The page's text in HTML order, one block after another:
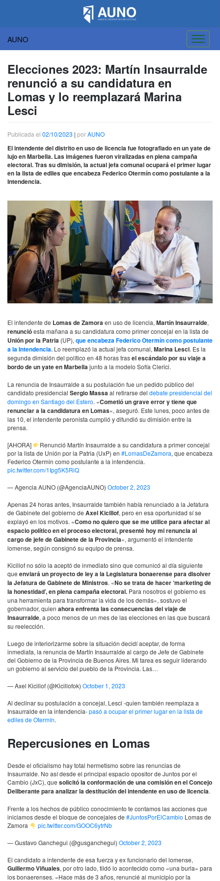
AUNO
contenido
Elecciones 2023: Martín Insaurralde
renunció a su candidatura en
Lomas y lo reemplazará Marina
Lesci
Publicada el 02/10/2023 | porAUNO
El intendente del distrito en uso de licencia fue fotografiado en un yate de
lujo en Marbella. Las imágenes fueron viralizadas en plena campaña
electoral. Tras su dimisión, la actual jefa comunal ocupará el primer lugar
en la lista de ediles que encabeza Federico Otermín como postulante a la
Intendencia.
El intendente de Lomas de Zamoraen uso de licencia, Martín Insaurralde,
renuncióesta mañana a su candidatura como primer concejal en la lista de
Unión por la Patria (UP), que encabeza Federico Otermín como postulante
a la Intendencia. Lo reemplazó la actual jefa comunal, Marina Lesci. Es la
segunda dimisión del político en 48 horas trasel escándalo por su viaje a
bordo de un yate en Marbellajunto a la modelo Sofía Clerici.
La renuncia de Insaurralde a su postulación fue un pedido público del
candidato presidencial Sergio Massaal retirarse del debate presidencial del
domingo en Santiago del Estero. «Cometió un grave error y tiene que
renunciar a la candidatura en Lomas«, aseguró. Este lunes, poco antes de
las 10, el intendente peronista cumplió y difundió su dimisión entre la
prensa.
[AHORA]
Renunció Martín Insaurralde a su candidatura a primer concejal
por la lista de Unión por la Patria (UxP) en #LomasDeZamora, que encabeza
Federico Otermin como postulante a la intendencia.
pic.twitter.com/1Ipg5K5RiQ
— Agencia AUNO (@AgenciaAUNO) October 2, 2023
Apenas 24 horas antes, Insaurralde también había renunciado a la Jefatura
de Gabinete del gobierno de Axel Kicillof, pero en esa oportunidad sí se
explayó en los motivos. «Como no quiero que se me utilice para afectar al
espacio político en el proceso electoral, presenté hoy mi renuncia al
cargo de jefe de Gabinete de la Provincia«, argumentó el intendente
lomense, según consignó su equipo de prensa.
Kicillof no sólo la aceptó de inmediato sino que comunicó al día siguiente
que enviará un proyecto de ley a la Legislatura bonaerense para disolver
la Jefatura de Gabinete de Ministros. «No se trata de hacer ‘marketing de
la honestidad’, en plena campaña electoral. Para nosotros el gobierno es
una herramienta para transformar la vida de los demás», sostuvo el
gobernador, quien ahora enfrenta las consecuencias del viaje de
Insaurralde, a poco menos de un mes de las elecciones en las que buscará
su reelección.
Luego de interiorizarme sobre la situación decidí aceptar, de forma
inmediata, la renuncia de Martín Insaurralde al cargo de Jefe de Gabinete
del Gobierno de la Provincia de Buenos Aires. Mi tarea es seguir liderando
un gobierno al servicio del pueblo de la Provincia. Las…
— Axel Kicillof (@Kicillofok) October 1, 2023
Al declinar su postulación a concejal, Lesci -quien también reemplaza a
Insaurralde en la intendencia-pasó a ocupar el primer lugar en la lista de
ediles de Otermín.
Repercusiones en Lomas
Desde el oficialismo hay total hermetismo sobre las renuncias de
Insaurralde. No así desde el principal espacio opositor de Juntos por el
Cambio (JxC), que solicitó la conformación de una comisión en el Concejo
Deliberante para analizar la destitución del intendente en uso de licencia.
Frente a los hechos de público conocimiento te contamos las acciones que
iniciamos desde el bloque de concejales de #JuntosPorElCambio Lomas de
Zamora
pic.twitter.com/GOOC6ytrNb
— Gustavo Ganchegui (@gusganchegui) October 2, 2023
El candidato a intendente de esa fuerza y ex funcionario del lomense,
Guillermo Viñuales, por otro lado, tildó lo acontecido como «una burla» para
los bonaerenses. «Hace más de 3 años, renuncié al municipio por la